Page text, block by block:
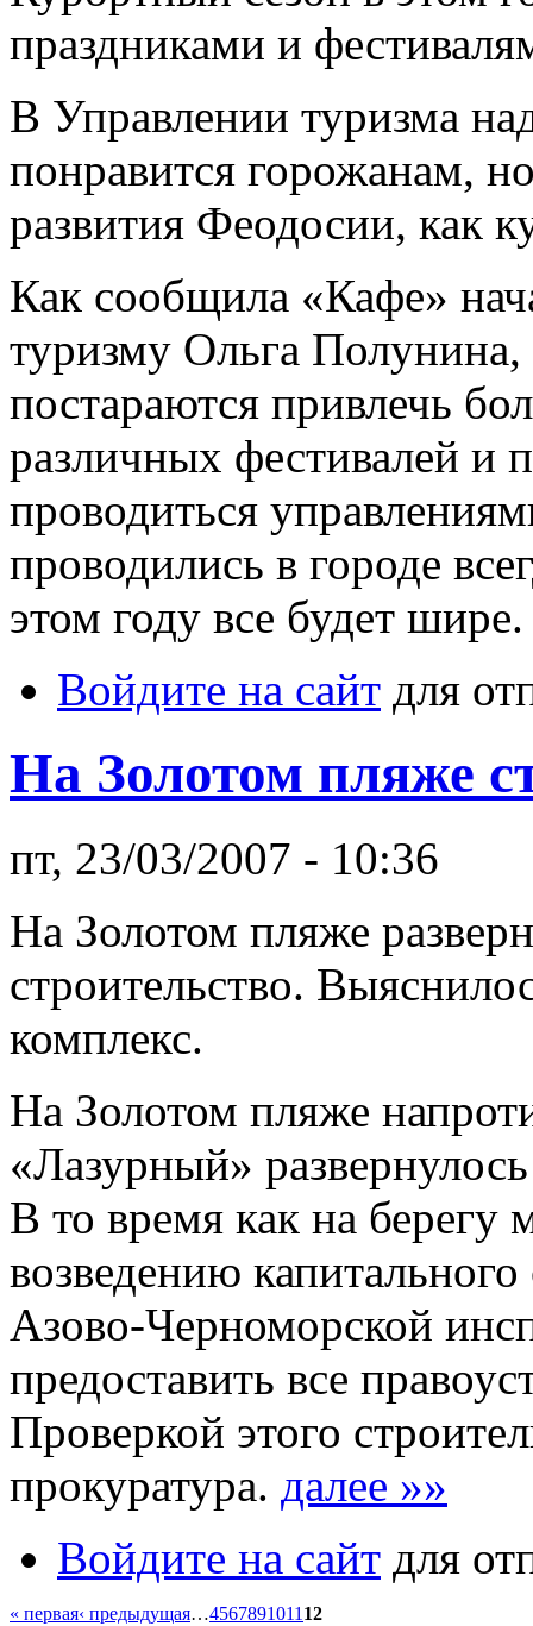
праздниками и
В Управлении туризма
понравится горожанам,
развития Феодосии, как
Как сообщила «Кафе»
туризму Ольга
постараются привлечь
различных фестивалей и
проводиться
проводились в городе
этом году все будет
Войдите на сайт для
На Золотом пляже
пт, 23/03/2007 - 10:36
На Золотом пляже
строительство.
комплекс.
На Золотом пляже
«Лазурный»
В то время как на берегу
возведению
Азово-Черноморской
предоставить все
Проверкой этого
прокуратура. далее »»
Войдите на сайт для
« первая‹ предыдущая…4567891011 12